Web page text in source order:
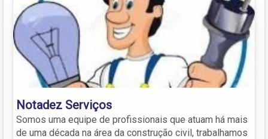
Notadez Serviços
Somos uma equipe de profissionais que atuam há mais
de uma década na área da construção civil, trabalhamos